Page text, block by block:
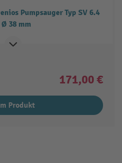
Pumpsauger Typ SV 6.4
38 mm
171,00 €
Produkt